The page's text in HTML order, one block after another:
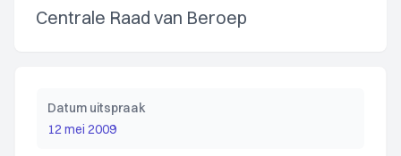
Centrale Raad van Beroep
Datum uitspraak
12 mei 2009